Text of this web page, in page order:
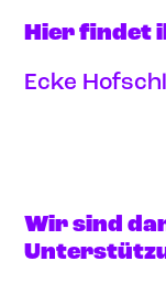
Hier findet
Ecke
Wir sind